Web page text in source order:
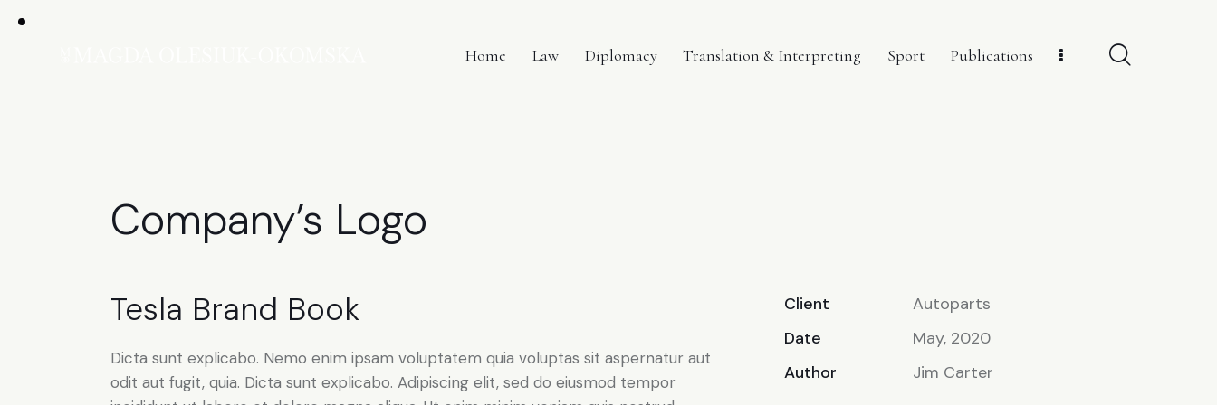
Home Law Diplomacy Translation & Interpreting Sport Publications
Company’s Logo
Tesla Brand Book
Dicta sunt explicabo. Nemo enim ipsam voluptatem quia voluptas sit aspernatur aut
odit aut fugit, quia. Dicta sunt explicabo. Adipiscing elit, sed do eiusmod tempor
Client
Autoparts
Date
May, 2020
Author
Jim Carter